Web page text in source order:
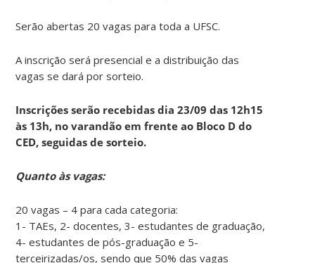
Serão abertas 20 vagas para toda a UFSC.
A inscrição será presencial e a distribuição das
vagas se dará por sorteio.
Inscrições serão recebidas dia 23/09 das 12h15
às 13h, no varandão em frente ao Bloco D do
CED, seguidas de sorteio.
Quanto às vagas:
20 vagas – 4 para cada categoria:
1- TAEs, 2- docentes, 3- estudantes de graduação,
4- estudantes de pós-graduação e 5-
terceirizadas/os, sendo que 50% das vagas